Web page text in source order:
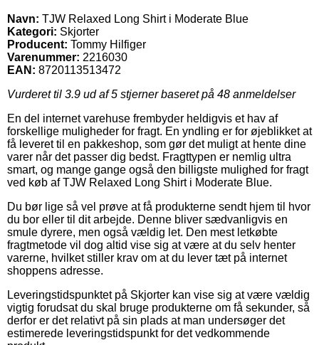
Navn: TJW Relaxed Long Shirt i Moderate Blue
Kategori: Skjorter
Producent: Tommy Hilfiger
Varenummer: 2216030
EAN: 8720113513472
Vurderet til 3.9 ud af 5 stjerner baseret på 48 anmeldelser
En del internet varehuse frembyder heldigvis et hav af
forskellige muligheder for fragt. En yndling er for øjeblikket at
få leveret til en pakkeshop, som gør det muligt at hente dine
varer når det passer dig bedst. Fragttypen er nemlig ultra
smart, og mange gange også den billigste mulighed for fragt
ved køb af TJW Relaxed Long Shirt i Moderate Blue.
Du bør lige så vel prøve at få produkterne sendt hjem til hvor
du bor eller til dit arbejde. Denne bliver sædvanligvis en
smule dyrere, men også vældig let. Den mest letkøbte
fragtmetode vil dog altid vise sig at være at du selv henter
varerne, hvilket stiller krav om at du lever tæt på internet
shoppens adresse.
Leveringstidspunktet på Skjorter kan vise sig at være vældig
vigtig forudsat du skal bruge produkterne om få sekunder, så
derfor er det relativt på sin plads at man undersøger det
estimerede leveringstidspunkt for det vedkommende